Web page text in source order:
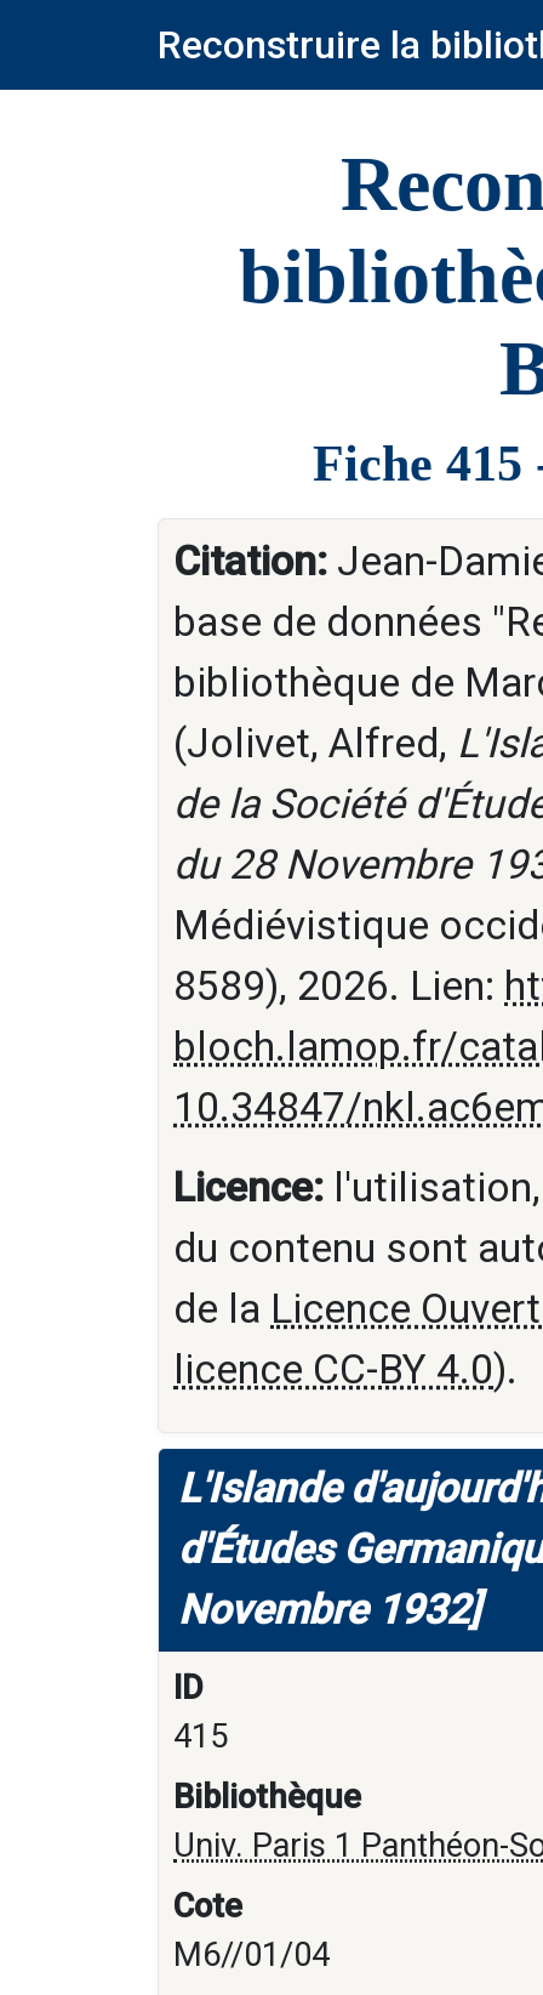
Reconstruire la
Fiche
Citation: Jean-
base de données
bibliothèque de
(Jolivet, Alfred,
de la Société
du 28 Novembre
Médiévistique
8589), 2026. Lien:
bloch.lamop.fr/
10.34847/
Licence:
du contenu sont
de la Licence
licence CC-BY 4.0).
L'Islande
d'Études
Novembre 1932]
ID
415
Bibliothèque
Univ. Paris 1 Panthéon-
Cote
M6//01/04